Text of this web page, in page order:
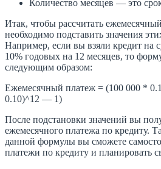
Количество месяцев — это
Итак, чтобы рассчитать
необходимо подставить значения
Например, если вы взяли кредит на
10% годовых на 12 месяцев, то
следующим образом:
Ежемесячный платеж = (100 000 *
0.10)^12 — 1)
После подстановки значений вы
ежемесячного платежа по кредиту.
данной формулы вы сможете
платежи по кредиту и планировать